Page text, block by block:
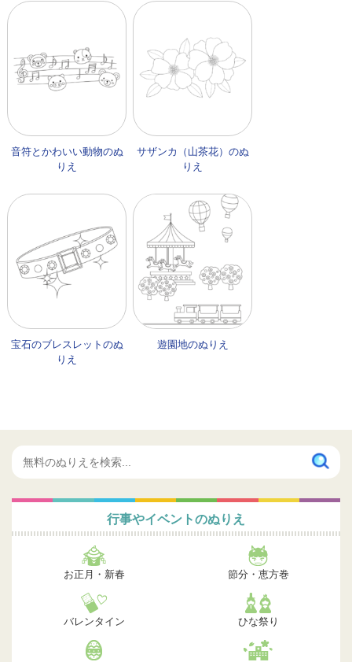
音符とかわいい動物のぬ
りえ
サザンカ（山茶花）のぬ
りえ
宝石のブレスレットのぬ
りえ
遊園地のぬりえ
行事やイベントのぬりえ
お正月・新春 節分・恵方巻
バレンタイン ひな祭り